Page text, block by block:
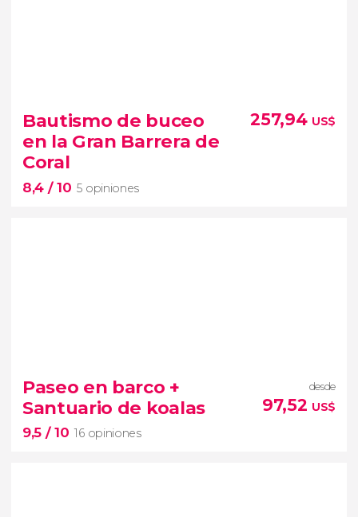
394 opiniones
¿Acabáis de llegar a Sídney?
principales lugares de la ciudad
español
Bautismo de buceo
en la Gran Barrera de
Coral
8,4 / 10 5 opiniones
257,94 US$
5 opiniones
No hay mejor plan que hacer submarinismo que la
Gran Barrera de Coral australiana
Paseo en barco +
Santuario de koalas
9,5 / 10 16 opiniones
desde
97,52 US$